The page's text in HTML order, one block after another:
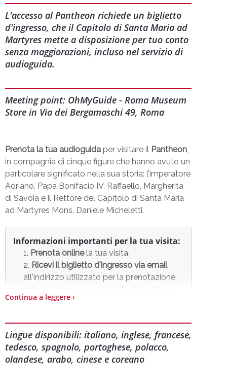
L'accesso al Pantheon richiede un biglietto
d'ingresso, che il Capitolo di Santa Maria ad
Martyres mette a disposizione per tuo conto
senza maggiorazioni, incluso nel servizio di
audioguida.
Meeting point: OhMyGuide - Roma Museum
Store in Via dei Bergamaschi 49, Roma
Prenota la tua audioguida per visitare il Pantheon,
in compagnia di cinque figure che hanno avuto un
particolare significato nella sua storia: l’imperatore
Adriano, Papa Bonifacio IV, Raffaello, Margherita
di Savoia e il Rettore del Capitolo di Santa Maria
ad Martyres Mons. Daniele Micheletti.
Informazioni importanti per la tua visita:
Prenota onlinela tua visita.
Ricevi il biglietto d'ingresso via email
all'indirizzo utilizzato per la prenotazione
entro le 24 ore precedenti la visita. Non è
necessario ritirare il biglietto presso il
Prima della visita, ritira esclusivamente
l'audioguidapresso OhMyGuide – Roma
Museum Store, in Via dei Bergamaschi 49,
Roma.
Continua a leggere ›
Lingue disponibili: italiano, inglese, francese,
tedesco, spagnolo, portoghese, polacco,
olandese, arabo, cinese e coreano